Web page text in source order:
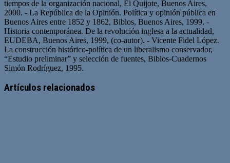
tiempos de la organización nacional, El Quijote, Buenos Aires,
2000. - La República de la Opinión. Política y opinión pública en
Buenos Aires entre 1852 y 1862, Biblos, Buenos Aires, 1999. -
Historia contemporánea. De la revolución inglesa a la actualidad,
EUDEBA, Buenos Aires, 1999, (co-autor). - Vicente Fidel López.
La construcción histórico-política de un liberalismo conservador,
“Estudio preliminar” y selección de fuentes, Biblos-Cuadernos
Simón Rodríguez, 1995.
Artículos relacionados